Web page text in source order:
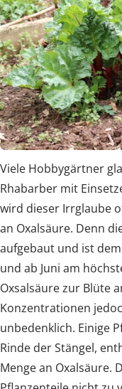
Viele Hobbygärtner
Rhabarber mit
wird dieser Irrglaube
an Oxalsäure. Denn
aufgebaut und ist
und ab Juni am
Oxsalsäure zur Blüte
Konzentrationen
unbedenklich. Einige
Rinde der Stängel,
Menge an Oxalsäure.